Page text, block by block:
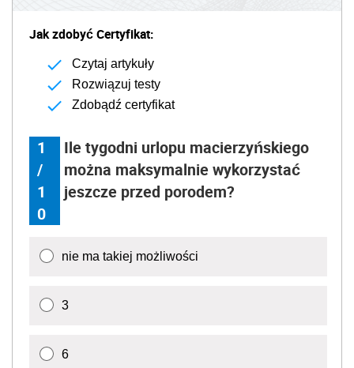
Jak zdobyć Certyfikat:
Czytaj artykuły
Rozwiązuj testy
Zdobądź certyfikat
1
/
1
0
Ile tygodni urlopu macierzyńskiego
można maksymalnie wykorzystać
jeszcze przed porodem?
nie ma takiej możliwości
3
6